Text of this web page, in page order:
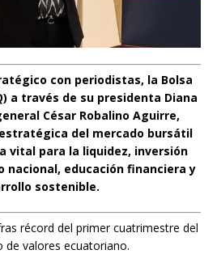
con periodistas, la Bolsa
a través de su presidenta Diana
César Robalino Aguirre,
del mercado bursátil
vital para la liquidez, inversión
nacional, educación financiera y
sostenible.
récord del primer cuatrimestre del
de valores ecuatoriano.